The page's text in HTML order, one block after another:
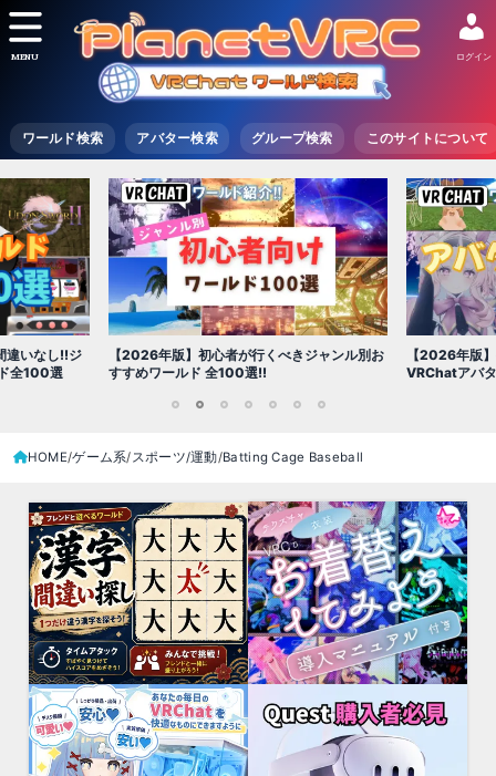
ワールド検索 アバター検索 グループ検索 このサイトについて
ログイン
MENU
違いなし!!ジ
全100選
【2026年版】初心者が行くべきジャンル別お
すすめワールド 全100選!!
【2026年版
VRChatアバ
HOME ゲーム系 スポーツ/運動 Batting Cage Baseball